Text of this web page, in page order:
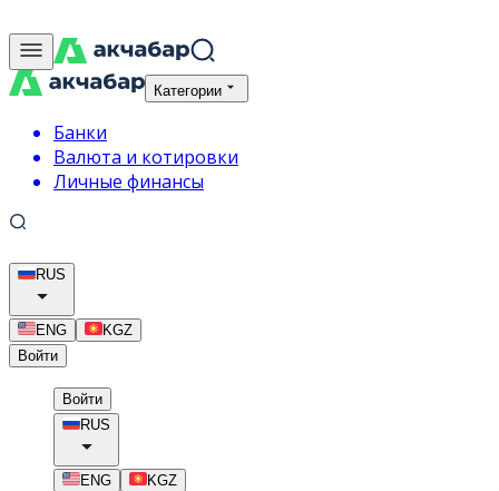
Категории
Банки
Валюта и котировки
Личные финансы
RUS
ENG
KGZ
Войти
Войти
RUS
ENG KGZ